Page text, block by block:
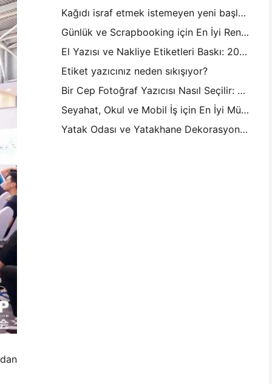
Kağıdı israf etmek istemeyen yeni başlayanlar için en iyi anlık kamera
Günlük ve Scrapbooking için En İyi Renkli Etiket Yapıcısı: Her Sayfaya Daha Fazla Renk Ekle
El Yazısı ve Nakliye Etiketleri Baskı: 2026'da Küçük İşletmeler İçin İpuçları
Etiket yazıcınız neden sıkışıyor?
Bir Cep Fotoğraf Yazıcısı Nasıl Seçilir: Günlük, Seyahat ve iPhone Kullanıcıları için Tam Bir Kılavuz
Seyahat, Okul ve Mobil İş için En İyi Mürekkepsiz Taşınabilir Yazıcı: Hanin MT620 Pro İnceleme
Yatak Odası ve Yatakhane Dekorasyonu için Mini Fotoğraf Duvar Düzenleme Fikirleri ve İpuçları